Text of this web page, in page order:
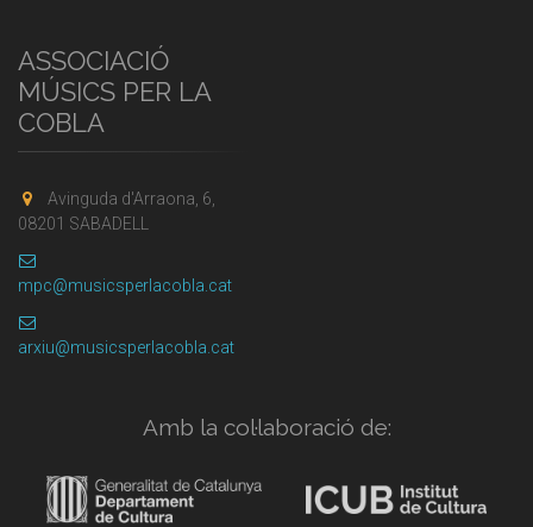
ASSOCIACIÓ
MÚSICS PER LA
COBLA
Avinguda d'Arraona, 6,
08201 SABADELL
mpc@musicsperlacobla.cat
arxiu@musicsperlacobla.cat
Amb la col·laboració de: